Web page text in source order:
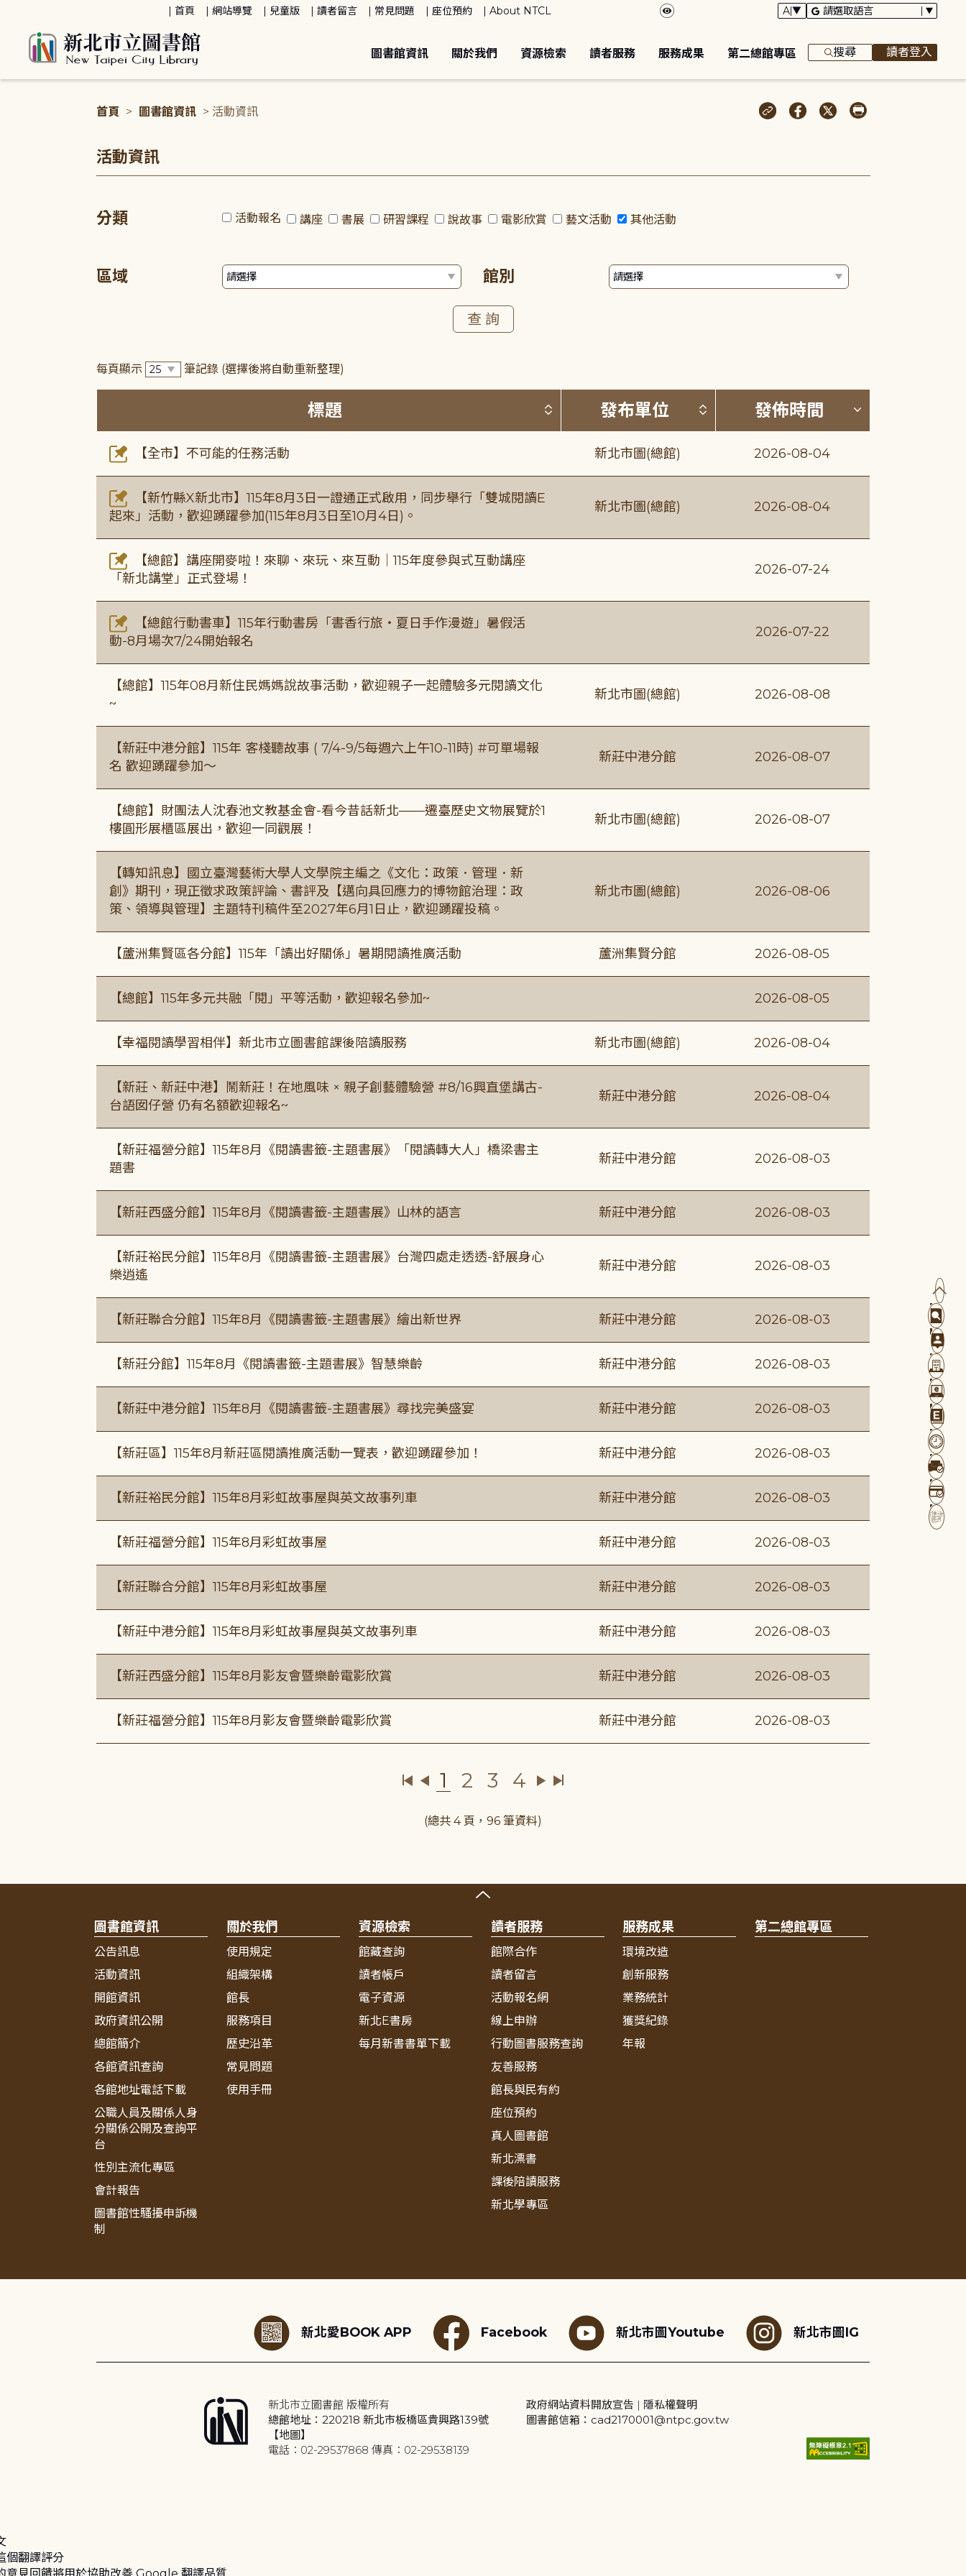
首頁 網站導覽 兒童版 讀者留言 常見問題 座位預約 About NTCL
圖書館資訊 關於我們 資源檢索 讀者服務 服務成果 第二總館專區 搜尋 讀者登入
首頁 > 圖書館資訊 > 活動資訊
活動資訊
分類 活動報名 講座 書展 研習課程 說故事 電影欣賞 藝文活動 其他活動
區域 館別
每頁顯示 筆記錄 (選擇後將自動重新整理)
標題 按標題排序 (升降冪)
發布單位 按發布單位排序 (升降冪)
發佈時間 按發佈時間
【全市】不可能的任務活動 新北市圖(總館) 2026-08-04
【新竹縣X新北市】115年8月3日一證通正式啟用，同步舉行「雙城閱讀E
起來」活動，歡迎踴躍參加(115年8月3日至10月4日)。
新北市圖(總館) 2026-08-04
【總館】講座開麥啦！來聊、來玩、來互動｜115年度參與式互動講座
「新北講堂」正式登場！
2026-07-24
【總館行動書車】115年行動書房「書香行旅・夏日手作漫遊」暑假活
動-8月場次7/24開始報名
2026-07-22
【總館】115年08月新住民媽媽說故事活動，歡迎親子一起體驗多元閱讀文化
~
新北市圖(總館) 2026-08-08
【新莊中港分館】115年 客棧聽故事 ( 7/4-9/5每週六上午10-11時) #可單場報
名 歡迎踴躍參加～
新莊中港分館 2026-08-07
【總館】財團法人沈春池文教基金會-看今昔話新北——遷臺歷史文物展覽於1
樓圓形展櫃區展出，歡迎一同觀展！
新北市圖(總館) 2026-08-07
【轉知訊息】國立臺灣藝術大學人文學院主編之《文化：政策．管理．新
創》期刊，現正徵求政策評論、書評及【邁向具回應力的博物館治理：政
策、領導與管理】主題特刊稿件至2027年6月1日止，歡迎踴躍投稿。
新北市圖(總館) 2026-08-06
【蘆洲集賢區各分館】115年「讀出好關係」暑期閱讀推廣活動 蘆洲集賢分館 2026-08-05
【總館】115年多元共融「閱」平等活動，歡迎報名參加~ 2026-08-05
【幸福閱讀學習相伴】新北市立圖書館課後陪讀服務 新北市圖(總館) 2026-08-04
【新莊、新莊中港】鬧新莊！在地風味 × 親子創藝體驗營 #8/16興直堡講古-
台語囡仔營 仍有名額歡迎報名~
新莊中港分館 2026-08-04
【新莊福營分館】115年8月《閱讀書籤-主題書展》「閱讀轉大人」橋梁書主
題書
新莊中港分館 2026-08-03
【新莊西盛分館】115年8月《閱讀書籤-主題書展》山林的語言 新莊中港分館 2026-08-03
【新莊裕民分館】115年8月《閱讀書籤-主題書展》台灣四處走透透-舒展身心
樂逍遙
新莊中港分館 2026-08-03
【新莊聯合分館】115年8月《閱讀書籤-主題書展》繪出新世界 新莊中港分館 2026-08-03
【新莊分館】115年8月《閱讀書籤-主題書展》智慧樂齡 新莊中港分館 2026-08-03
【新莊中港分館】115年8月《閱讀書籤-主題書展》尋找完美盛宴 新莊中港分館 2026-08-03
【新莊區】115年8月新莊區閱讀推廣活動一覽表，歡迎踴躍參加！ 新莊中港分館 2026-08-03
【新莊裕民分館】115年8月彩虹故事屋與英文故事列車 新莊中港分館 2026-08-03
【新莊福營分館】115年8月彩虹故事屋 新莊中港分館 2026-08-03
【新莊聯合分館】115年8月彩虹故事屋 新莊中港分館 2026-08-03
【新莊中港分館】115年8月彩虹故事屋與英文故事列車 新莊中港分館 2026-08-03
【新莊西盛分館】115年8月影友會暨樂齡電影欣賞 新莊中港分館 2026-08-03
【新莊福營分館】115年8月影友會暨樂齡電影欣賞 新莊中港分館 2026-08-03
1 2 3 4
(總共 4 頁，96 筆資料)
圖書館資訊
公告訊息
活動資訊
開館資訊
政府資訊公開
總館簡介
各館資訊查詢
各館地址電話下載
公職人員及關係人身
分關係公開及查詢平
台
性別主流化專區
會計報告
圖書館性騷擾申訴機
制
關於我們
使用規定
組織架構
館長
服務項目
歷史沿革
常見問題
使用手冊
資源檢索
館藏查詢
讀者帳戶
電子資源
新北E書房
每月新書書單下載
讀者服務
館際合作
讀者留言
活動報名網
線上申辦
行動圖書服務查詢
友善服務
館長與民有約
座位預約
真人圖書館
新北漂書
課後陪讀服務
新北學專區
服務成果
環境改造
創新服務
業務統計
獲獎紀錄
年報
第二總館專區
新北愛BOOK APP Facebook 新北市圖Youtube 新北市圖IG
新北市立圖書館 版權所有
總館地址：220218 新北市板橋區貴興路139號
【地圖】
電話：02-29537868 傳真：02-29538139
政府網站資料開放宣告 | 隱私權聲明
圖書館信箱：cad2170001@ntpc.gov.tw
個翻譯評分